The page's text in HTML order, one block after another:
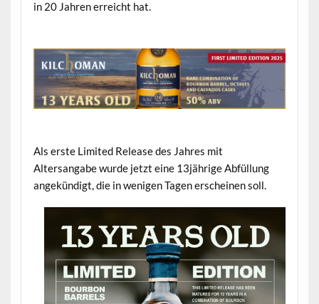
in 20 Jahren erreicht hat.
Als erste Limited Release des Jahres mit
Altersangabe wurde jetzt eine 13jährige Abfüllung
angekündigt, die in wenigen Tagen erscheinen soll.